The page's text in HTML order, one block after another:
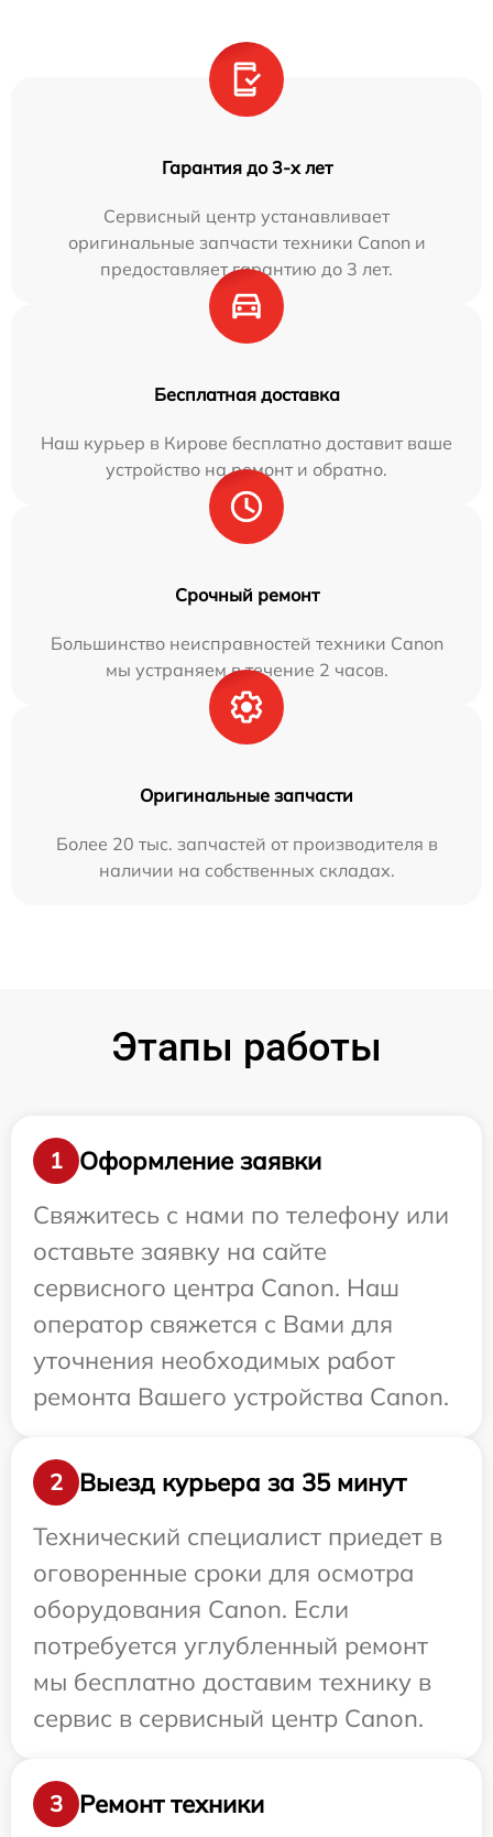
Гарантия до 3-х лет
Сервисный центр устанавливает
оригинальные запчасти техники Canon и
предоставляет гарантию до 3 лет.
Бесплатная доставка
Наш курьер в Кирове бесплатно доставит ваше
устройство на ремонт и обратно.
Срочный ремонт
Большинство неисправностей техники Canon
мы устраняем в течение 2 часов.
Оригинальные запчасти
Более 20 тыс. запчастей от производителя в
наличии на собственных складах.
Этапы работы
1
Оформление заявки
Свяжитесь с нами по телефону или
оставьте заявку на сайте
сервисного центра Canon. Наш
оператор свяжется с Вами для
уточнения необходимых работ
ремонта Вашего устройства Canon.
2
Выезд курьера за 35 минут
Технический специалист приедет в
оговоренные сроки для осмотра
оборудования Canon. Если
потребуется углубленный ремонт
мы бесплатно доставим технику в
сервис в сервисный центр Canon.
3 Ремонт техники